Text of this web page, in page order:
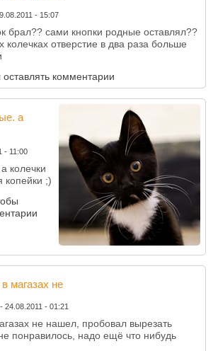
- 15:07
брал?? сами кнопки родные оставлял??
колечках отверстие в два раза больше
оставлять комментарии
а
- 11:00
колечки
копейки ;)
магазах не
- 24.08.2011 - 01:21
не нашел, пробовал вырезать
понравилось, надо ещё что нибудь